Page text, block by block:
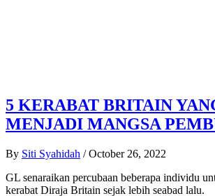
5 KERABAT BRITAIN
MENJADI MANGSA
By Siti Syahidah / October 26, 2022
GL senaraikan percubaan beberapa individu
kerabat Diraja Britain sejak lebih seabad lalu.